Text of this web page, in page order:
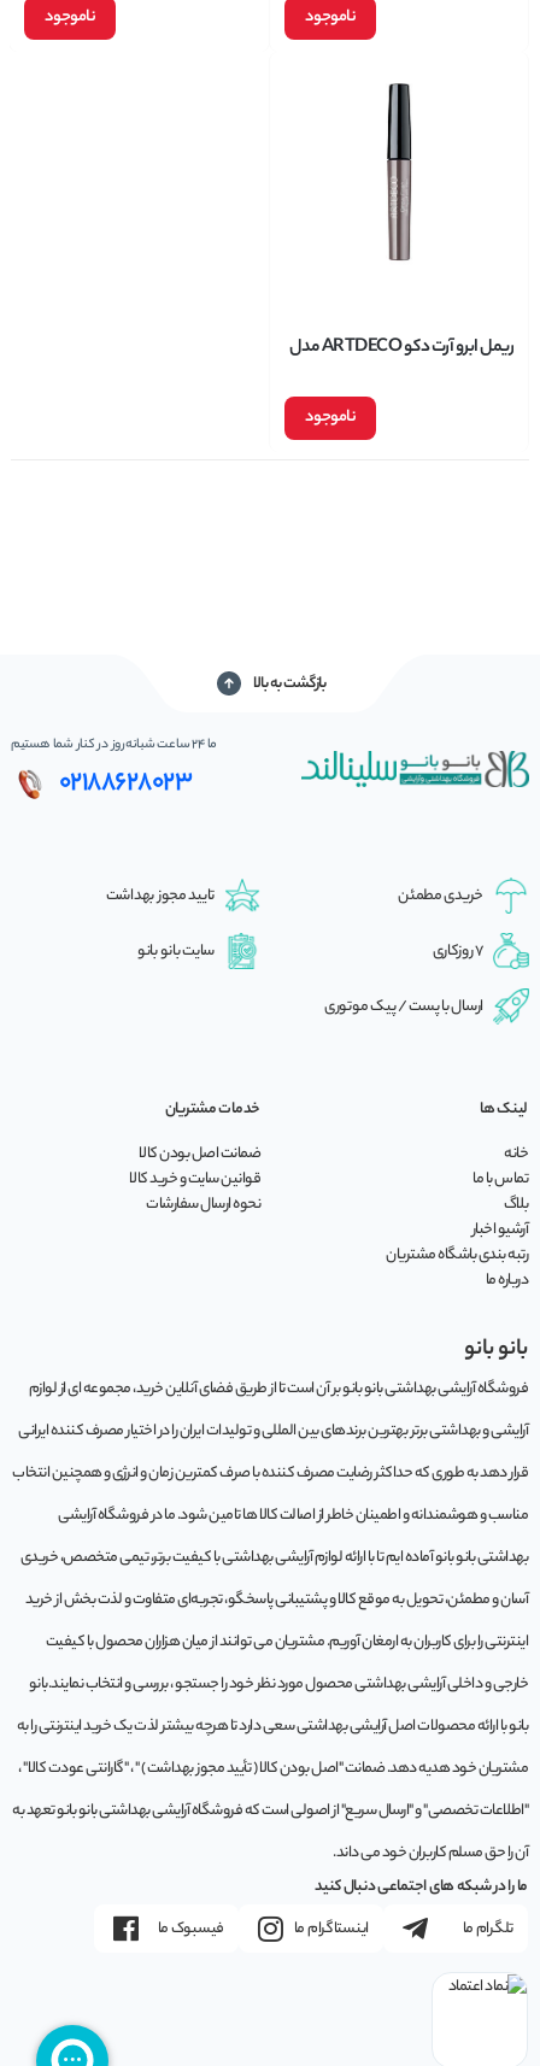
ناموجود ناموجود
ریمل ابرو آرت دکو ARTDECO مدل
ناموجود
بازگشت به بالا
ما 24 ساعت شبانه‌روز در کنار شما هستیم
02188628023
خریدی مطمئن تایید مجوز بهداشت
7 روزکاری سایت بانو بانو
ارسال با پست / پیک موتوری
لینک ها
خانه
تماس با ما
بلاگ
آرشیو اخبار
رتبه بندی باشگاه مشتریان
درباره ما
خدمات مشتریان
ضمانت اصل بودن کالا
قوانین سایت و خرید کالا
نحوه ارسال سفارشات
بانو بانو
فروشگاه آرایشی بهداشتی بانو بانو بر آن است تا از طریق فضای آنلاین خرید، مجموعه‌ ای از لوازم
آرایشی و بهداشتی برتر بهترین برندهای بین المللی و تولیدات ایران را در اختیار مصرف کننده ایرانی
قرار دهد به طوری که حداکثر رضایت مصرف کننده با صرف کمترین زمان و انرژی و همچنین انتخاب
مناسب و هوشمندانه و اطمینان خاطر از اصالت کالا ها تامین شود. ما در فروشگاه آرایشی
بهداشتی بانو بانو آماده ایم تا با ارائه لوازم آرایشی بهداشتی با کیفیت برتر، تیمی متخصص، خریدی
آسان و مطمئن، تحویل به موقع کالا و پشتیبانی پاسخگو، تجربه‌ای متفاوت و لذت بخش از خرید
اینترنتی را برای کاربران به ارمغان آوریم. مشتريان می توانند از ميان هزاران محصول با کيفيت
خارجی و داخلی آرایشی بهداشتی محصول مورد نظر خود را جستجو ، بررسی و انتخاب نمايند.بانو
بانو با ارائه محصولات اصل آرایشی بهداشتی سعی دارد تا هرچه بیشتر لذت یک خرید اینترنتی را به
مشتریان خود هدیه دهد. ضمانت "اصل بودن کالا ( تأیید مجوز بهداشت ) " ، "گارانتی عودت کالا" ،
"اطلاعات تخصصی" و "ارسال سریع" از اصولی است که فروشگاه آرایشی بهداشتی بانو بانو تعهد به
آن را حق مسلم کاربران خود می داند.
ما را در شبکه های اجتماعی دنبال کنید
تلگرام ما
اینستاگرام ما فیسبوک ما